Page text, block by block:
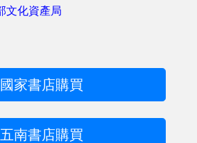
文化資產局
國家書店購買
五南書店購買